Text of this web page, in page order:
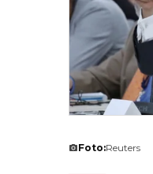
Foto:Reuters